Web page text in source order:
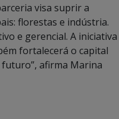
visa suprir a
florestas e indústria.
e gerencial. A iniciativa
fortalecerá o capital
afirma Marina